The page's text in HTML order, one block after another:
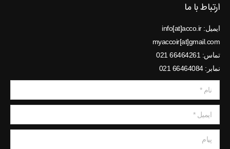
ارتباط با ما
ایمیل: info[at]acco.ir
myaccoir[at]gmail.com
تماس: 66464261 021
نمابر: 66464084 021
نام *
ایمیل *